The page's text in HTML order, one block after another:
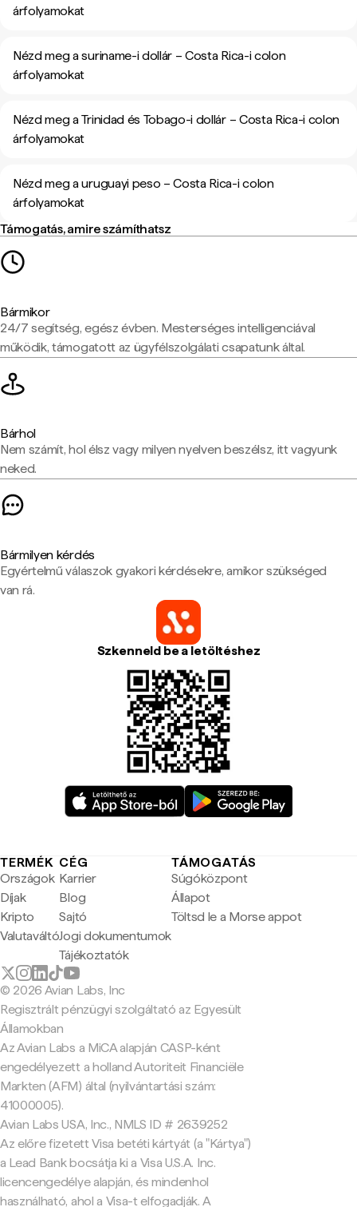
árfolyamokat
Nézd meg a suriname-i dollár – Costa Rica-i colon
árfolyamokat
Nézd meg a Trinidad és Tobago-i dollár – Costa Rica-i colon
árfolyamokat
Nézd meg a uruguayi peso – Costa Rica-i colon
árfolyamokat
Támogatás, amire számíthatsz
Bármikor
24/7 segítség, egész évben. Mesterséges intelligenciával
működik, támogatott az ügyfélszolgálati csapatunk által.
Bárhol
Nem számít, hol élsz vagy milyen nyelven beszélsz, itt vagyunk
neked.
Bármilyen kérdés
Egyértelmű válaszok gyakori kérdésekre, amikor szükséged
van rá.
Szkenneld be a letöltéshez
TERMÉK
Országok
Díjak
Kripto
Valutaváltó
CÉG
Karrier
Blog
Sajtó
Jogi dokumentumok
Tájékoztatók
TÁMOGATÁS
Súgóközpont
Állapot
Töltsd le a Morse appot
© 2026 Avian Labs, Inc
Regisztrált pénzügyi szolgáltató az Egyesült
Államokban
Az Avian Labs a MiCA alapján CASP-ként
engedélyezett a holland Autoriteit Financiële
Markten (AFM) által (nyilvántartási szám:
41000005).
Avian Labs USA, Inc., NMLS ID # 2639252
Az előre fizetett Visa betéti kártyát (a "Kártya")
a Lead Bank bocsátja ki a Visa U.S.A. Inc.
licencengedélye alapján, és mindenhol
használható, ahol a Visa-t elfogadják. A